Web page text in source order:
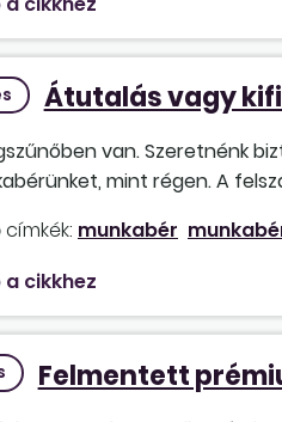
Átutalás vagy
van. Szeretnénk
mint régen. A
munkabér
cikkhez
Felmentett